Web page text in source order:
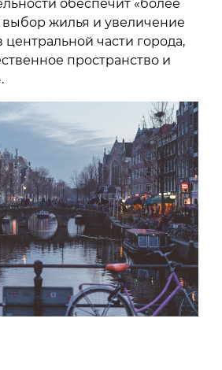
обеспечит «более
жилья и увеличение
части города,
пространство и